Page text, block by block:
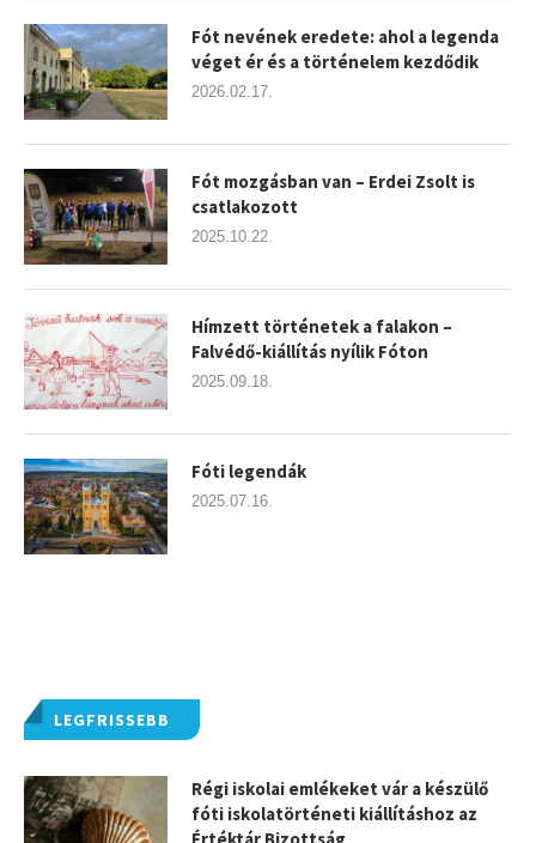
LEGFRISSEBB
Régi iskolai emlékeket vár a készülő
fóti iskolatörténeti kiállításhoz az
Fót nevének eredete: ahol a legenda
véget ér és a történelem kezdődik
2026.02.17.
Fót mozgásban van – Erdei Zsolt is
csatlakozott
2025.10.22.
Hímzett történetek a falakon –
Falvédő-kiállítás nyílik Fóton
2025.09.18.
Fóti legendák
2025.07.16.